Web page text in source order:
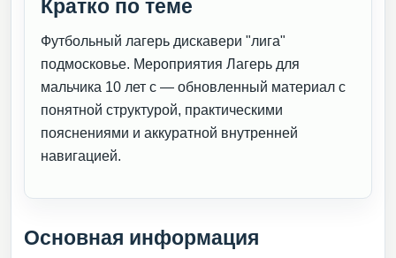
Кратко по теме
Футбольный лагерь дискавери "лига"
подмосковье. Мероприятия Лагерь для
мальчика 10 лет с — обновленный материал с
понятной структурой, практическими
пояснениями и аккуратной внутренней
навигацией.
Основная информация